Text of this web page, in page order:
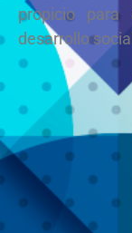
propicio para
desarrollo